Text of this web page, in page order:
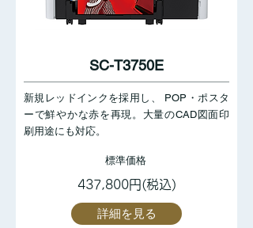
SC-T3750E
新規レッドインクを採用し、 POP・ポスタ
ーで鮮やかな赤を再現。大量のCAD図面印
刷用途にも対応。
標準価格
437,800円(税込)
詳細を見る